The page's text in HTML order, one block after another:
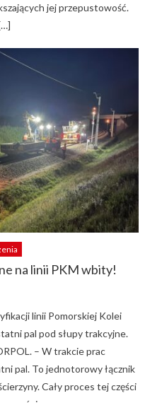
jej przepustowość.
na linii PKM wbity!
linii Pomorskiej Kolei
pal pod słupy trakcyjne.
– W trakcie prac
pal. To jednotorowy łącznik
Cały proces tej części